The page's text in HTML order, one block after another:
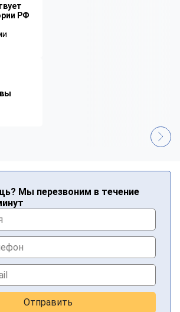
РФ
Мы перезвоним в течение
Отправить